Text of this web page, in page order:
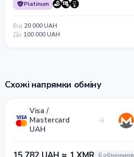
Platinum
Від 20 000 UAH
До 100 000 UAH
Схожі напрямки обміну
Visa /
Mastercard
UAH
6 обмінників